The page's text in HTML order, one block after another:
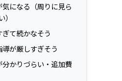
気になる（周りに見ら
て続かなそう
が厳しすぎそう
かりづらい・追加費